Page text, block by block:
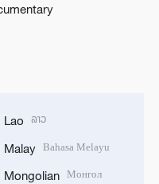
Lao ລາວ
Malay Bahasa Melayu
Mongolian Монгол